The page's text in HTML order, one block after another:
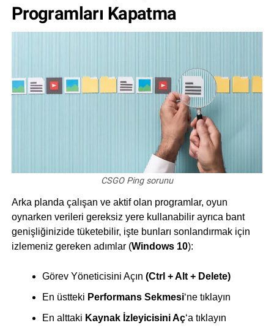
Programları Kapatma
CSGO Ping sorunu
Arka planda çalışan ve aktif olan programlar, oyun
oynarken verileri gereksiz yere kullanabilir ayrıca bant
genişliğinizide tüketebilir, işte bunları sonlandırmak için
izlemeniz gereken adımlar (Windows 10):
Görev Yöneticisini Açın (Ctrl + Alt + Delete)
En üstteki Performans Sekmesi‘ne tıklayın
En alttaki Kaynak İzleyicisini Aç‘a tıklayın